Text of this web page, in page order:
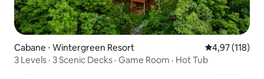
Cabane ⋅ Wintergreen Resort Évaluation
4,97 (118)
3 Levels · 3 Scenic Decks · Game Room · Hot Tub